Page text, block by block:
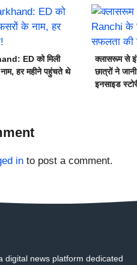
ED को मिली
हर महीने पहुंचते थे
क्लासरूम से
छात्रों ने
इनसाइड
in to post a comment.
digital news platform dedicated